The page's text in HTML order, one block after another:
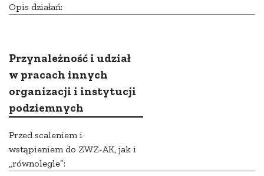
Opis działań:
Przynależność i udział
w pracach innych
organizacji i instytucji
podziemnych
Przed scaleniem i
wstąpieniem do ZWZ-AK, jak i
„równolegle”: